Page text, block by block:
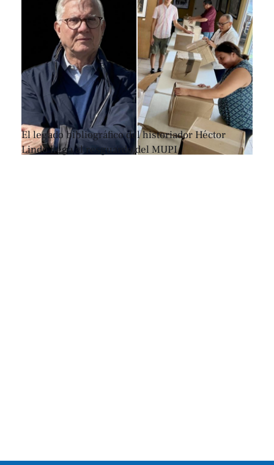
El legado bibliográfico del historiador Héctor
Lindo llega al resguardo del MUPI